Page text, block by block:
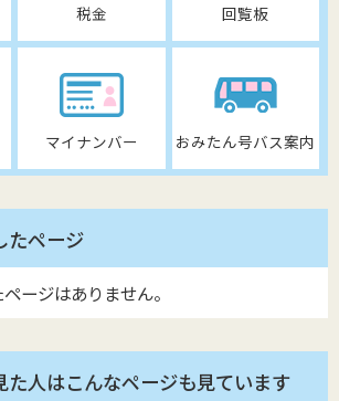
税金 回覧板
マイナンバー おみたん号バス案内
たページ
ージはありません。
た人はこんなページも見ています